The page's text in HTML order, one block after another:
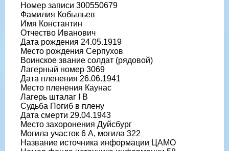
Номер записи 300550679
Фамилия Кобыльев
Имя Константин
Отчество Иванович
Дата рождения 24.05.1919
Место рождения Серпухов
Воинское звание солдат (рядовой)
Лагерный номер 3069
Дата пленения 26.06.1941
Место пленения Каунас
Лагерь шталаг I B
Судьба Погиб в плену
Дата смерти 29.04.1943
Место захоронения Дуйсбург
Могила участок 6 A, могила 322
Название источника информации ЦАМО